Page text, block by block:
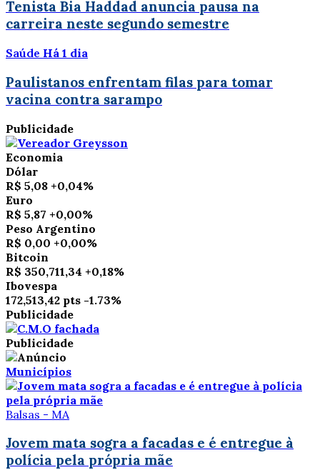
Tenista Bia Haddad anuncia pausa na
carreira neste segundo semestre
Saúde Há 1 dia
Paulistanos enfrentam filas para tomar
vacina contra sarampo
Publicidade
Economia
Dólar
R$ 5,08 +0,04%
Euro
R$ 5,87 +0,00%
Peso Argentino
R$ 0,00 +0,00%
Bitcoin
R$ 350,711,34 +0,18%
Ibovespa
172,513,42 pts -1.73%
Publicidade
Publicidade
Municípios
Balsas - MA
Jovem mata sogra a facadas e é entregue à
polícia pela própria mãe